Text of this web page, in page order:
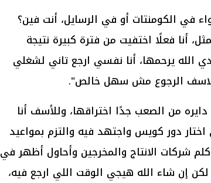
في الكومنتات أو في الرسايل، أنت فين؟
أنا فعلًا اختفيت من فترة كبيرة نتيجة
الله يرحمها، أنا نفسي ارجع تاني لشغلي
للاسف الرجوع مش سهل خالص".
من الصعب جدًا اختراقها، وللأسف أنا
دور كويس واجتهد فيه والتزم بمواعيد
شركات الانتاج والمخرجين وأحاول أظهر في
إن شاء الله هيجي الوقت اللي ارجع فيه،